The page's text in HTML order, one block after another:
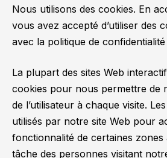
Nous utilisons des cookies. En
vous avez accepté d’utiliser des
avec la politique de
La plupart des sites Web
cookies pour nous permettre de
de l’utilisateur à chaque visite.
utilisés par notre site Web pour
fonctionnalité de certaines
tâche des personnes visitant